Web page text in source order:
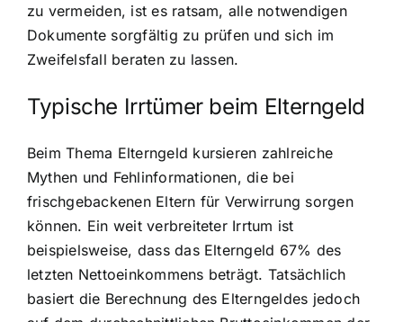
zu vermeiden, ist es ratsam, alle notwendigen
Dokumente sorgfältig zu prüfen und sich im
Zweifelsfall beraten zu lassen.
Typische Irrtümer beim Elterngeld
Beim Thema Elterngeld kursieren zahlreiche
Mythen und Fehlinformationen, die bei
frischgebackenen Eltern für Verwirrung sorgen
können. Ein weit verbreiteter Irrtum ist
beispielsweise, dass das Elterngeld 67% des
letzten Nettoeinkommens beträgt. Tatsächlich
basiert die Berechnung des Elterngeldes jedoch